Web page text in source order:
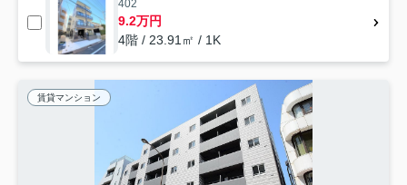
402
9.2万円
4階 / 23.91㎡ / 1K
賃貸マンション